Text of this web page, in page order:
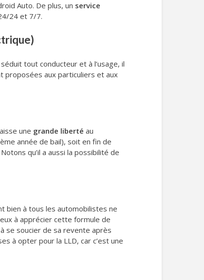
Auto. De plus, un service
24 et 7/7.
tout conducteur et à l’usage, il
proposées aux particuliers et aux
une grande liberté au
année de bail), soit en fin de
qu’il a aussi la possibilité de
bien à tous les automobilistes ne
à apprécier cette formule de
se soucier de sa revente après
à opter pour la LLD, car c’est une